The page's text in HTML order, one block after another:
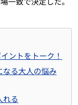
ントをトーク！
る大人の悩み
れる